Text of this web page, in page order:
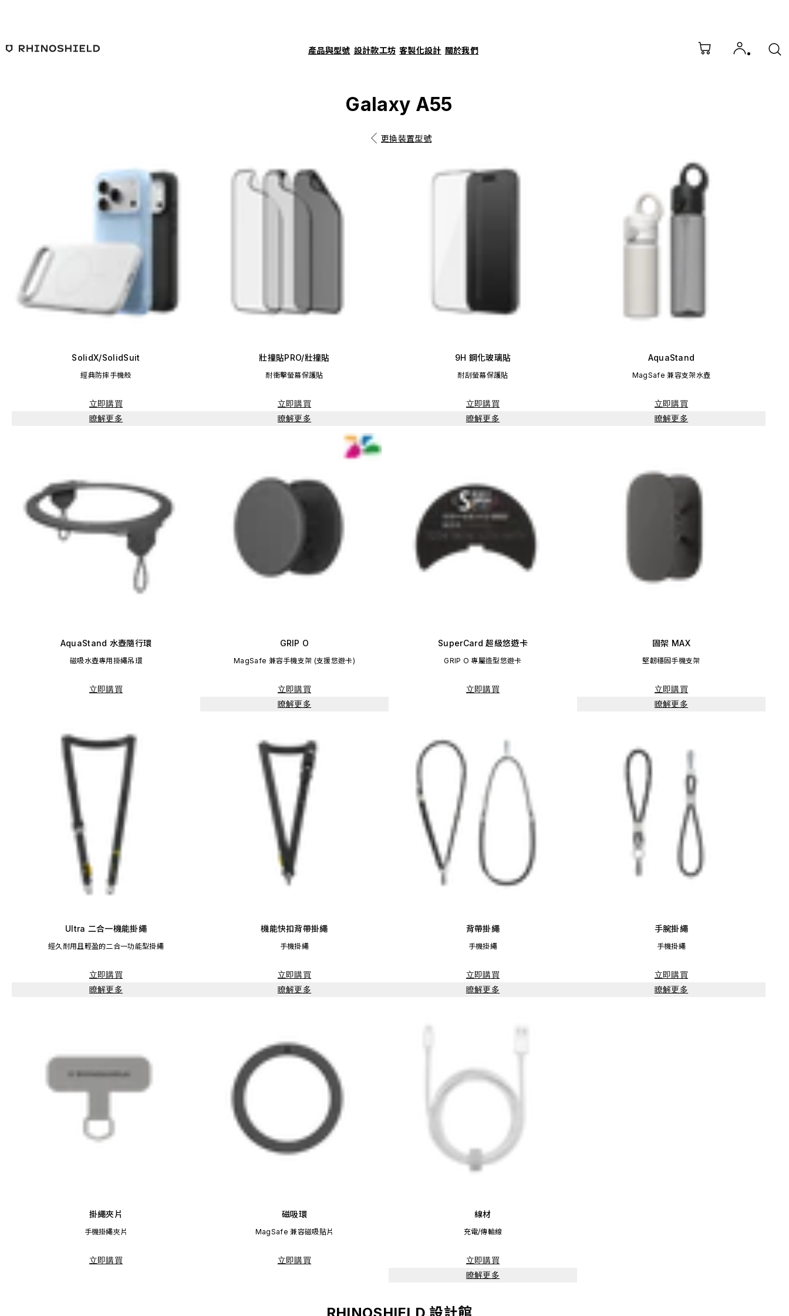
產品與型號 設計款工坊 客製化設計 關於我們
Galaxy A55
更換裝置型號
SolidX/SolidSuit
經典防摔手機殼
立即購買
瞭解更多
壯撞貼PRO/壯撞貼
耐衝擊螢幕保護貼
立即購買
瞭解更多
9H 鋼化玻璃貼
耐刮螢幕保護貼
立即購買
瞭解更多
AquaStand
MagSafe 兼容支架水壺
立即購買
瞭解更多
AquaStand 水壺隨行環
磁吸水壺專用掛繩吊環
立即購買
GRIP O
MagSafe 兼容手機支架 (支援悠遊卡)
立即購買
瞭解更多
SuperCard 超級悠遊卡
GRIP O 專屬造型悠遊卡
立即購買
固架 MAX
堅韌穩固手機支架
立即購買
瞭解更多
Ultra 二合一機能掛繩
經久耐用且輕盈的二合一功能型掛繩
立即購買
瞭解更多
機能快扣背帶掛繩
手機掛繩
立即購買
瞭解更多
背帶掛繩
手機掛繩
立即購買
瞭解更多
手腕掛繩
手機掛繩
立即購買
瞭解更多
掛繩夾片
手機掛繩夾片
立即購買
磁吸環
MagSafe 兼容磁吸貼片
立即購買
線材
充電/傳輸線
立即購買
瞭解更多